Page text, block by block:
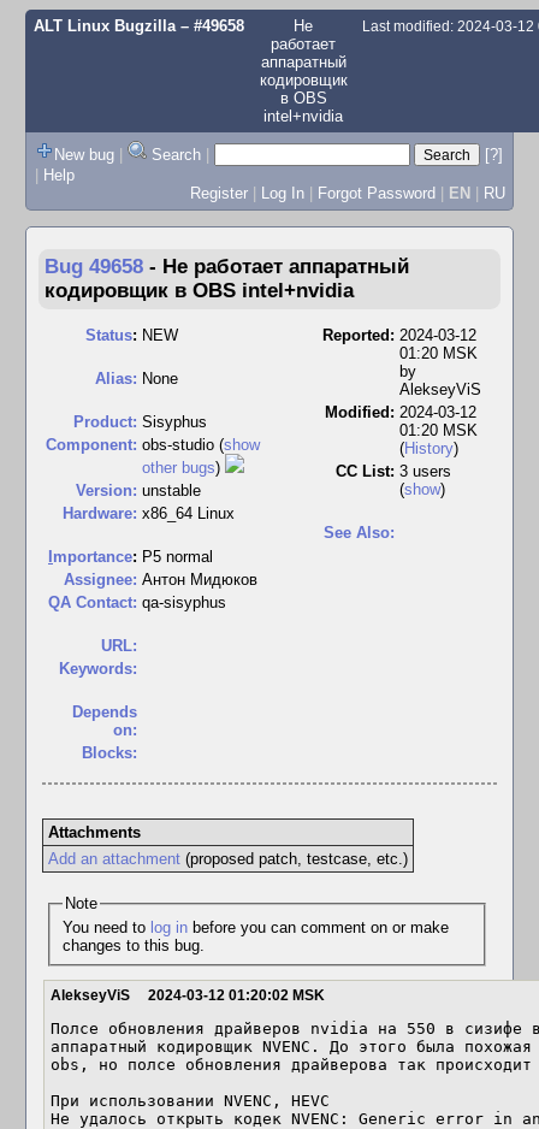
ALT Linux Bugzilla– #49658
Не
работает
аппаратный
кодировщик
в OBS
intel+nvidia
Last modified: 2024-03-12
New bug | Search |
[?]
| Help
Register | Log In | Forgot Password | EN | RU
Bug 49658 - Не работает аппаратный
кодировщик в OBS intel+nvidia
Status: NEW
Alias: None
Product: Sisyphus
Component: obs-studio (show
other bugs)
Version: unstable
Hardware: x86_64 Linux
mportance: P5 normal
Assignee: Антон Мидюков
QA Contact: qa-sisyphus
URL:
Keywords:
Depends
on:
Blocks:
Reported: 2024-03-12
01:20 MSK
by
AlekseyViS
Modified: 2024-03-12
01:20 MSK
(History)
CC List: 3 users
(show)
See Also:
Attachments
Add an attachment(proposed patch, testcase, etc.)
Note
You need to log inbefore you can comment on or make
changes to this bug.
AlekseyViS 2024-03-12 01:20:02 MSK
Полсе обновления драйверов nvidia на 550 в сизифе
аппаратный кодировщик NVENC. До этого была
obs, но полсе обновления драйверова так
При использовании NVENC, HEVC
Не удалось открыть кодек NVENC: Generic error